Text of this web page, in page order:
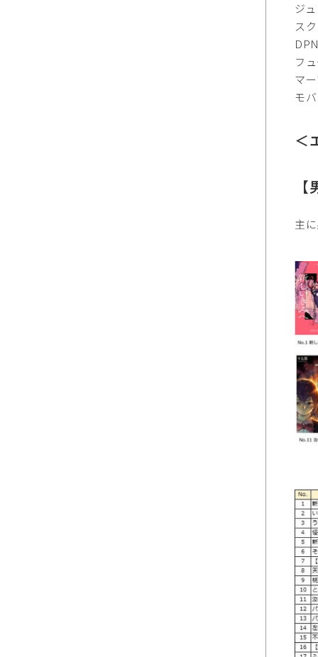
ジ
ス
フ
マ
モ
＜
主